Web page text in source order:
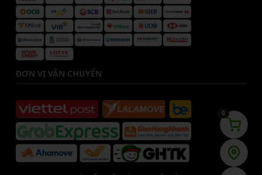
ĐƠN VỊ VẬN CHUYỂN
0